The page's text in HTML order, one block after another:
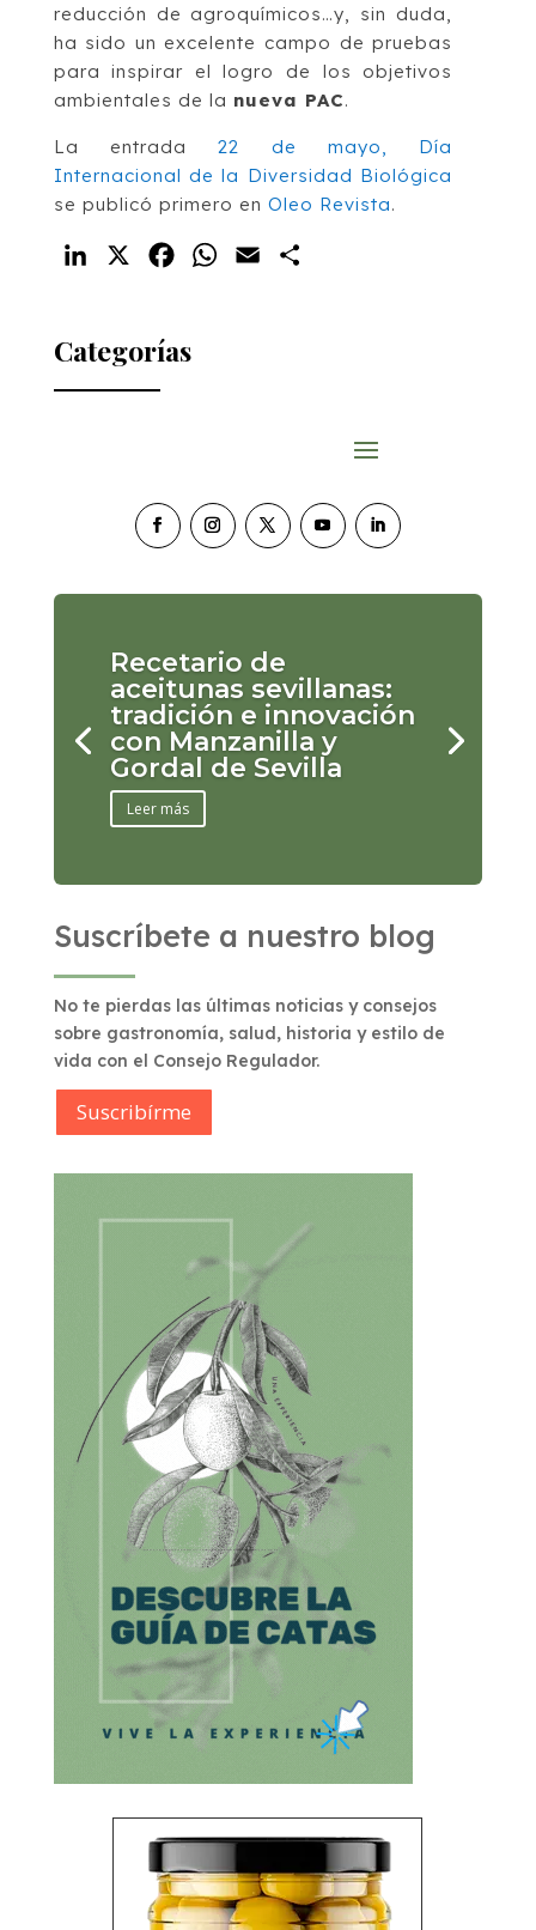
reducción de agroquímicos…y, sin duda,
ha sido un excelente campo de pruebas
para inspirar el logro de los objetivos
ambientales de la nueva PAC.
La entrada22 de mayo, Día
Internacional de la Diversidad Biológica
se publicó primero en Oleo Revista.
LinkedIn FacebookWhatsApp
Email
Categorías
Recetario de
aceitunas sevillanas:
tradición e innovación
con Manzanilla y
Gordal de Sevilla
Leer más
Suscríbete a nuestro blog
No te pierdas las últimas noticias y consejos
sobre gastronomía, salud, historia y estilo de
vida con el Consejo Regulador.
Suscribírme